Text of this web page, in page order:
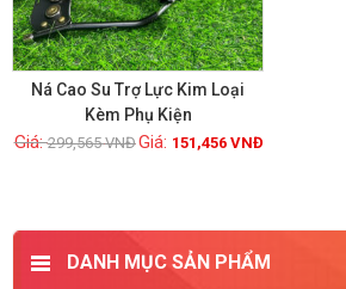
Ná Cao Su Trợ Lực Kim Loại
Kèm Phụ Kiện
299,565VNĐ 151,456 VNĐ
DANH MỤC SẢN PHẨM